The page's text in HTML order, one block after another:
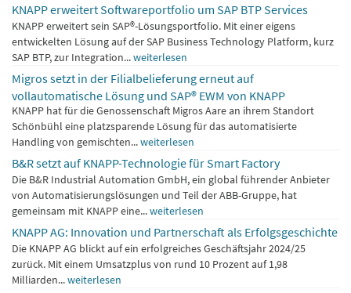
KNAPP erweitert Softwareportfolio um SAP BTP Services
KNAPP erweitert sein SAP®-Lösungsportfolio. Mit einer eigens
entwickelten Lösung auf der SAP Business Technology Platform, kurz
SAP BTP, zur Integration...weiterlesen
Migros setzt in der Filialbelieferung erneut auf
vollautomatische Lösung und SAP® EWM von KNAPP
KNAPP hat für die Genossenschaft Migros Aare an ihrem Standort
Schönbühl eine platzsparende Lösung für das automatisierte
Handling von gemischten...weiterlesen
B&R setzt auf KNAPP-Technologie für Smart Factory
Die B&R Industrial Automation GmbH, ein global führender Anbieter
von Automatisierungslösungen und Teil der ABB-Gruppe, hat
gemeinsam mit KNAPP eine...weiterlesen
KNAPP AG: Innovation und Partnerschaft als Erfolgsgeschichte
Die KNAPP AG blickt auf ein erfolgreiches Geschäftsjahr 2024/25
zurück. Mit einem Umsatzplus von rund 10 Prozent auf 1,98
Milliarden...weiterlesen